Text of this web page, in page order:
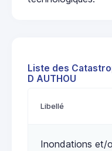
Liste des
D AUTHOU
Libellé
Inondations et/